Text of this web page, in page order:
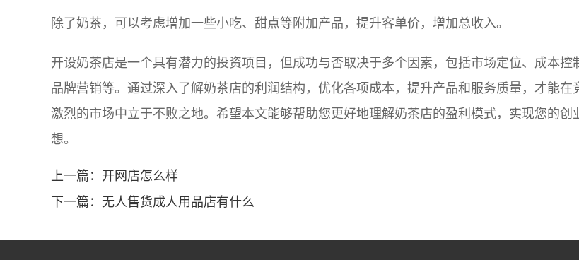
除了奶茶，可以考虑增加一些小吃、甜点等附加产品，提升客单价，增加总收入。
开设奶茶店是一个具有潜力的投资项目，但成功与否取决于多个因素，包括市场定位、成本控
品牌营销等。通过深入了解奶茶店的利润结构，优化各项成本，提升产品和服务质量，才能在
激烈的市场中立于不败之地。希望本文能够帮助您更好地理解奶茶店的盈利模式，实现您的创
想。
上一篇： 开网店怎么样
下一篇： 无人售货成人用品店有什么